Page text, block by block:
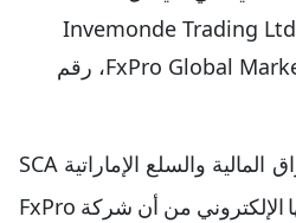
مسجل باسم شركة Invemonde Trading Ltd
بالشراكة مع FxPro Global Markets Ltd، رقم
الجدير ذكره أن هيئة الأوراق المالية والسلع الإماراتية SCA
كانت قد نوهت عبر موقعها الإلكتروني من أن شركة FxPro